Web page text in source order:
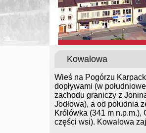
Kowalowa
Wieś na Pogórzu
dopływami (w
zachodu graniczy z
Jodłowa), a od południa
Królówka (341 m n.p.m.),
części wsi). Kowalowa